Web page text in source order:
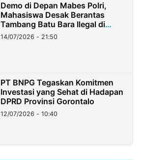
Demo di Depan Mabes Polri,
Mahasiswa Desak Berantas
Tambang Batu Bara Ilegal di
Lampung
14/07/2026 - 21:50
PT BNPG Tegaskan Komitmen
Investasi yang Sehat di Hadapan
DPRD Provinsi Gorontalo
12/07/2026 - 10:40